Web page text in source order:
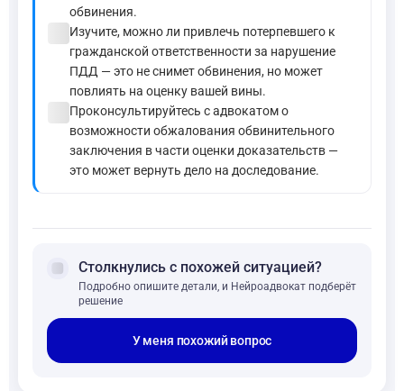
обвинения.
Изучите, можно ли привлечь потерпевшего к
гражданской ответственности за нарушение
ПДД — это не снимет обвинения, но может
повлиять на оценку вашей вины.
Проконсультируйтесь с адвокатом о
возможности обжалования обвинительного
заключения в части оценки доказательств —
это может вернуть дело на доследование.
forum Столкнулись с похожей ситуацией?
Подробно опишите детали, и Нейроадвокат подберёт
решение
У меня похожий вопрос